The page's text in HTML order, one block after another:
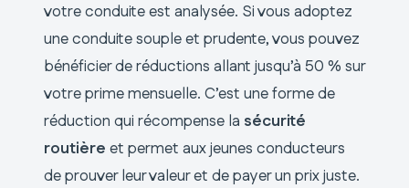
votre conduite est analysée. Si vous adoptez
une conduite souple et prudente, vous pouvez
bénéficier de réductions allant jusqu’à 50 % sur
votre prime mensuelle. C’est une forme de
réduction qui récompense la sécurité
routière et permet aux jeunes conducteurs
de prouver leur valeur et de payer un prix juste.